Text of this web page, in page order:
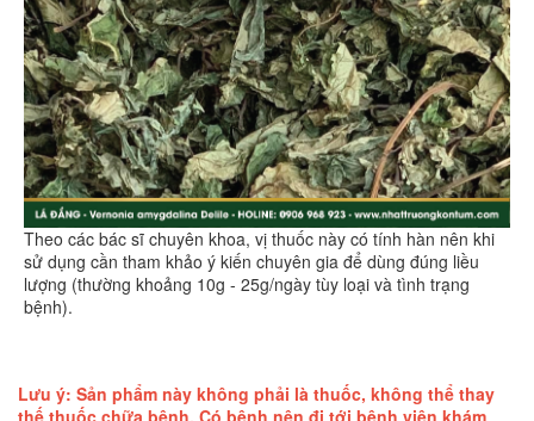
Theo các bác sĩ chuyên khoa, vị thuốc này có tính hàn nên khi
sử dụng cần tham khảo ý kiến chuyên gia để dùng đúng liều
lượng (thường khoảng 10g - 25g/ngày tùy loại và tình trạng
bệnh).
Lưu ý: Sản phẩm này không phải là thuốc, không thể thay
thế thuốc chữa bệnh. Có bệnh nên đi tới bệnh viện khám